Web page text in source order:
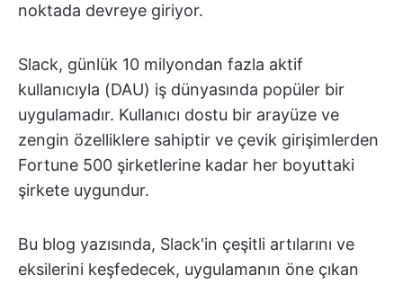
noktada devreye giriyor.
Slack, günlük 10 milyondan fazla aktif
kullanıcıyla (DAU) iş dünyasında popüler bir
uygulamadır. Kullanıcı dostu bir arayüze ve
zengin özelliklere sahiptir ve çevik girişimlerden
Fortune 500 şirketlerine kadar her boyuttaki
şirkete uygundur.
Bu blog yazısında, Slack'in çeşitli artılarını ve
eksilerini keşfedecek, uygulamanın öne çıkan